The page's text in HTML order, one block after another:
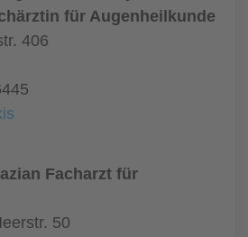
für Augenheilkunde
406
Facharzt für
50